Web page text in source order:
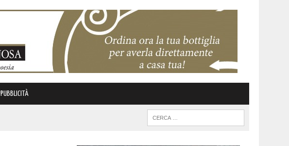
PUBBLICITÀ